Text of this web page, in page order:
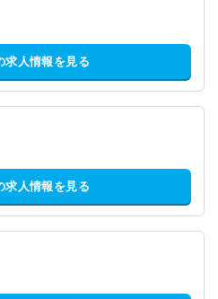
求人情報を見る
求人情報を見る